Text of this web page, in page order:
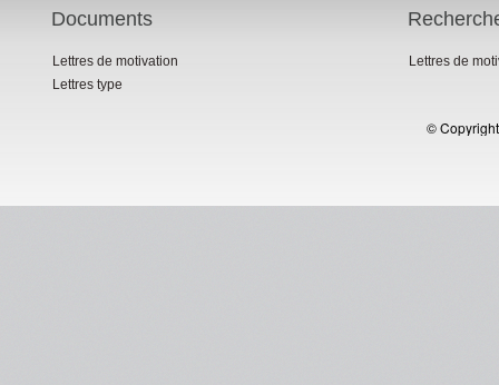
Documents
Lettres de motivation
Lettres type
Lettres de
©